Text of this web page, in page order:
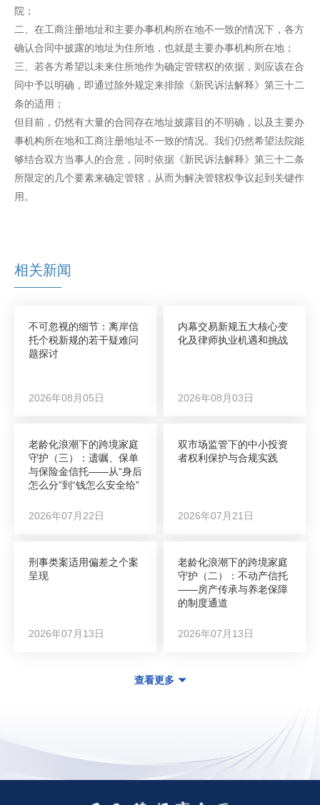
院；
二、在工商注册地址和主要办事机构所在地不一致的情况下，各方
确认合同中披露的地址为住所地，也就是主要办事机构所在地；
三、若各方希望以未来住所地作为确定管辖权的依据，则应该在合
同中予以明确，即通过除外规定来排除《新民诉法解释》第三十二
条的适用；
但目前，仍然有大量的合同存在地址披露目的不明确，以及主要办
事机构所在地和工商注册地址不一致的情况。我们仍然希望法院能
够结合双方当事人的合意，同时依据《新民诉法解释》第三十二条
所限定的几个要素来确定管辖，从而为解决管辖权争议起到关键作
用。
相关新闻
不可忽视的细节：离岸信
托个税新规的若干疑难问
题探讨
2026年08月05日
内幕交易新规五大核心变
化及律师执业机遇和挑战
2026年08月03日
老龄化浪潮下的跨境家庭
守护（三）：遗嘱、保单
与保险金信托——从“身后
怎么分”到“钱怎么安全给”
2026年07月22日
双市场监管下的中小投资
者权利保护与合规实践
2026年07月21日
刑事类案适用偏差之个案
呈现
2026年07月13日
老龄化浪潮下的跨境家庭
守护（二）：不动产信托
——房产传承与养老保障
的制度通道
2026年07月13日
查看更多